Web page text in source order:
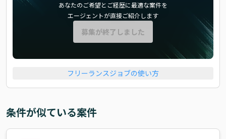
あなたのご希望とご経歴に最適な案件を
エージェントが直接ご紹介します
募集が終了しました
フリーランスジョブの使い方
条件が似ている案件